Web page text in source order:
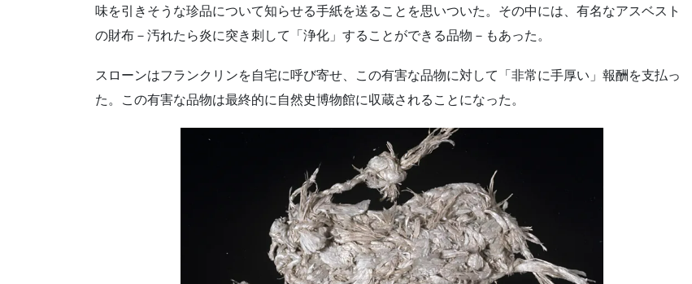
味を引きそうな珍品について知らせる手紙を送ることを思いついた。その中には、有名なアスベスト
の財布－汚れたら炎に突き刺して「浄化」することができる品物－もあった。
スローンはフランクリンを自宅に呼び寄せ、この有害な品物に対して「非常に手厚い」報酬を支払っ
た。この有害な品物は最終的に自然史博物館に収蔵されることになった。